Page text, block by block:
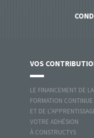
VOS
LE FINANCEMENT DE LA
FORMATION CONTINUE
ET DE
VOTRE ADHÉSION
À CONSTRUCTYS